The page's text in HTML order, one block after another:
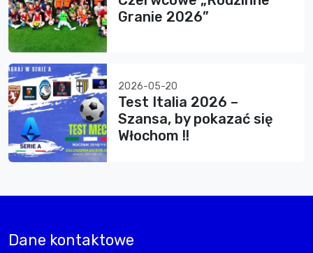
Granie 2026”
2026-05-20
Test Italia 2026 –
Szansa, by pokazać się
Włochom !!
Dane kontaktowe